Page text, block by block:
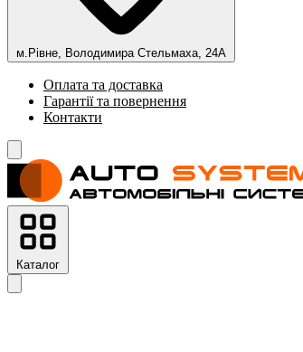
м.Рівне, Володимира Стельмаха, 24А
Оплата та доставка
Гарантії та повернення
Контакти
Каталог